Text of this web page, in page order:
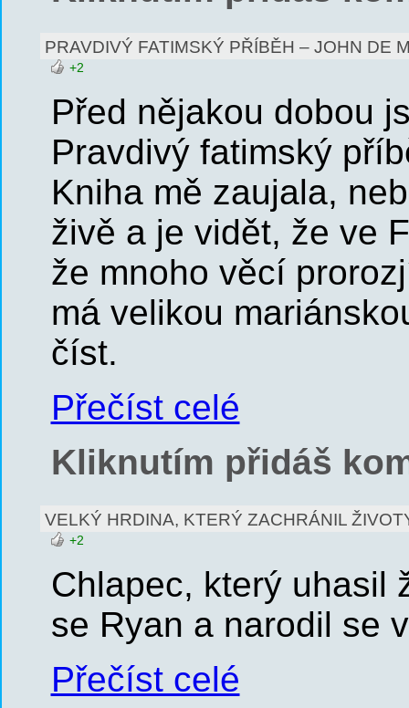
PRAVDIVÝ FATIMSKÝ PŘÍBĚH – JOHN DE
+2
Před nějakou dobou
Pravdivý fatimský
Kniha mě zaujala,
živě a je vidět, že ve
že mnoho věcí
má velikou
číst.
Přečíst celé
Kliknutím přidáš
VELKÝ HRDINA, KTERÝ ZACHRÁNIL
+2
Chlapec, který uhasil
se Ryan a narodil se
Přečíst celé